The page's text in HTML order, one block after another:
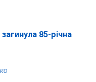
85-річна